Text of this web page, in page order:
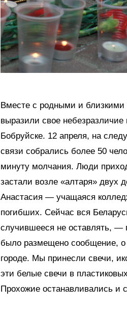
Вместе с родными и близкими
выразили свое
Бобруйске. 12 апреля, на
связи собрались более 50
минуту молчания. Люди
застали возле «алтаря» двух
Анастасия — учащаяся
погибших. Сейчас вся
случившееся не оставлять, —
было размещено сообщение, о
городе. Мы принесли свечи,
эти белые свечи в
Прохожие останавливались и